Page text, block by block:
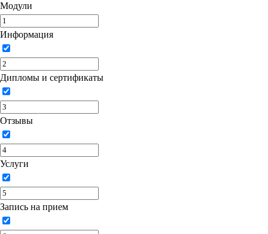
Модули
Информация
Дипломы и сертификаты
Отзывы
Услуги
Запись на прием